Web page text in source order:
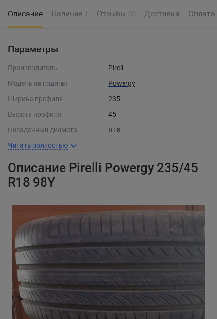
Описание Наличие 1 Отзывы 30 Доставка Оплата
Параметры
Производитель
Pirelli
Модель автошины
Powergy
Ширина профиля
235
Высота профиля
45
Посадочный диаметр
R18
Читать полностью
Описание Pirelli Powergy 235/45
R18 98Y